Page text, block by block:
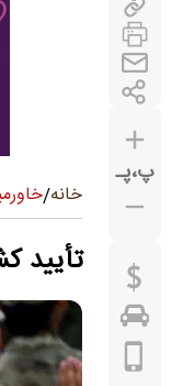
پ،پـ
خانه/
تأیید